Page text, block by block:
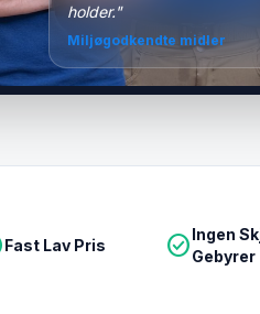
holder."
Miljøgodkendte midler
Fast Lav Pris check_circleIngen
Gebyrer